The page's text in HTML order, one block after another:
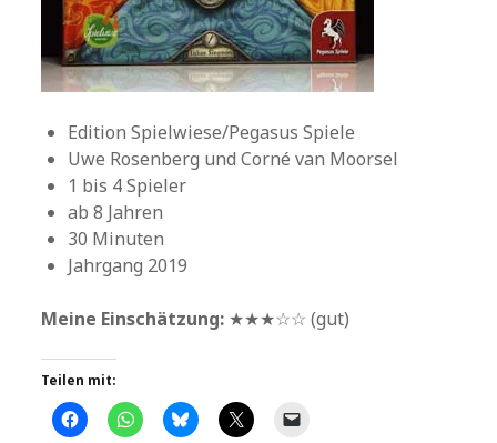
Edition Spielwiese/Pegasus Spiele
Uwe Rosenberg und Corné van Moorsel
1 bis 4 Spieler
ab 8 Jahren
30 Minuten
Jahrgang 2019
Meine Einschätzung: ★★★☆☆ (gut)
Teilen mit: